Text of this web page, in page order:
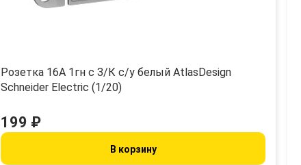
Розетка 16А 1гн с З/К с/у белый AtlasDesign
Schneider Electric (1/20)
199 ₽
В корзину